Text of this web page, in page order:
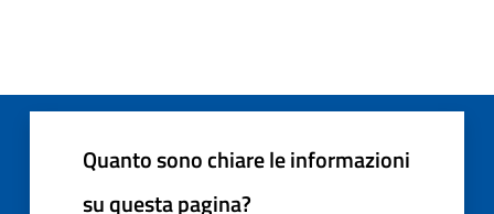
Quanto sono chiare le informazioni
su questa pagina?